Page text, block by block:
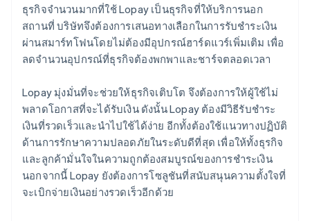
ธุรกิจจำนวนมากที่ใช้ Lopay เป็นธุรกิจที่ให้บริการนอก
สถานที่ บริษัทจึงต้องการเสนอทางเลือกในการรับชำระเงิน
ผ่านสมาร์ทโฟนโดยไม่ต้องมีอุปกรณ์ฮาร์ดแวร์เพิ่มเติม เพื่อ
ลดจำนวนอุปกรณ์ที่ธุรกิจต้องพกพาและชาร์จตลอดเวลา
Lopay มุ่งมั่นที่จะช่วยให้ธุรกิจเติบโต จึงต้องการให้ผู้ใช้ไม่
พลาดโอกาสที่จะได้รับเงิน ดังนั้น Lopay ต้องมีวิธีรับชำระ
เงินที่รวดเร็วและนำไปใช้ได้ง่าย อีกทั้งต้องใช้แนวทางปฏิบัติ
ด้านการรักษาความปลอดภัยในระดับดีที่สุด เพื่อให้ทั้งธุรกิจ
และลูกค้ามั่นใจในความถูกต้องสมบูรณ์ของการชำระเงิน
นอกจากนี้ Lopay ยังต้องการโซลูชันที่สนับสนุนความตั้งใจที่
จะเบิกจ่ายเงินอย่างรวดเร็วอีกด้วย